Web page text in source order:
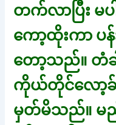
တက်လာပြီး မ
ကော့ထိုးကာ
တော့သည်။ တံ
ကိုယ်တိုင်လော့
မှတ်မိသည်။